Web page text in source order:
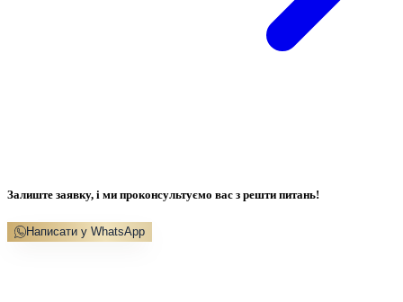
Залиште заявку, і ми проконсультуємо вас з решти питань!
Написати у WhatsApp